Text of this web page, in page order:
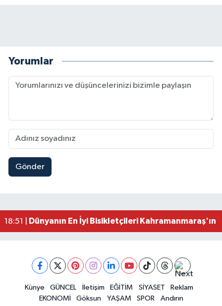
Yorumlar
Gönder
19:49 |Mersin'de Tatil Kabusu! Kahramanmaraşlı
18:51 |
Dünyanın En İyi Bisikletçileri Kahramanmaraş'ın
15:15 |Kahramanmaraş'ta Zehir Tacirlerine Eş Zamanlı
Kahramanmaraş'ta Pazarcık'a 38 Bin Ton
Kahramanmaraş'ta Müzik Dolu Akşam!
14:18 |Konserler Satışları Patlattı! Kahramanmaraş
Kahramanmaraş'ta 45 Milyon TL'lik Yatırım
Künye GÜNCEL İletişim EĞİTİM SİYASET
Reklam
EKONOMİ
Göksun YAŞAM SPOR Andırın